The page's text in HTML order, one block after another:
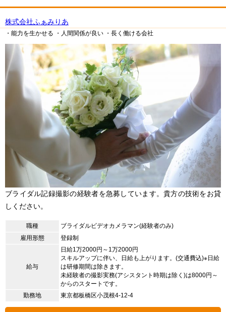
株式会社ふぁみりあ
・能力を生かせる ・人間関係が良い ・長く働ける会社
ブライダル記録撮影の経験者を急募しています。貴方の技術をお貸
しください。
職種
ブライダルビデオカメラマン(経験者のみ)
雇用形態
登録制
給与
日給1万2000円～1万2000円
スキルアップに伴い、日給も上がります。(交通費込)※日給
は研修期間は除きます。
未経験者の撮影実務(アシスタント時期は除く)は8000円～
からのスタートです。
勤務地
東京都板橋区小茂根4-12-4